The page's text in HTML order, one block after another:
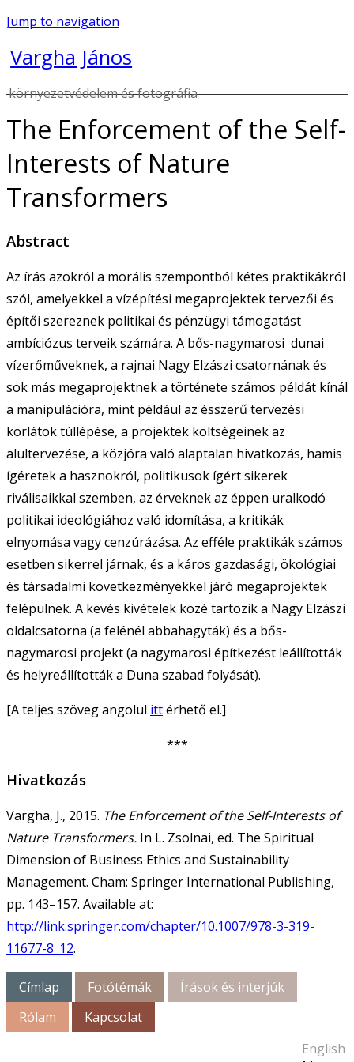
Jump to navigation
Vargha János
környezetvédelem és fotográfia
The Enforcement of the Self-
Interests of Nature
Transformers
Abstract
Az írás azokról a morális szempontból kétes praktikákról
szól, amelyekkel a vízépítési megaprojektek tervezői és
építői szereznek politikai és pénzügyi támogatást
ambíciózus terveik számára. A bős-nagymarosi dunai
vízerőműveknek, a rajnai Nagy Elzászi csatornának és
sok más megaprojektnek a története számos példát kínál
a manipulációra, mint például az ésszerű tervezési
korlátok túllépése, a projektek költségeinek az
alultervezése, a közjóra való alaptalan hivatkozás, hamis
ígéretek a hasznokról, politikusok ígért sikerek
riválisaikkal szemben, az érveknek az éppen uralkodó
politikai ideológiához való idomítása, a kritikák
elnyomása vagy cenzúrázása. Az efféle praktikák számos
esetben sikerrel járnak, és a káros gazdasági, ökológiai
és társadalmi következményekkel járó megaprojektek
felépülnek. A kevés kivételek közé tartozik a Nagy Elzászi
oldalcsatorna (a felénél abbahagyták) és a bős-
nagymarosi projekt (a nagymarosi építkezést leállították
és helyreállították a Duna szabad folyását).
[A teljes szöveg angolul ittérhető el.]
***
Hivatkozás
Vargha, J., 2015. The Enforcement of the Self-Interests of
Nature Transformers. In L. Zsolnai, ed. The Spiritual
Dimension of Business Ethics and Sustainability
Management. Cham: Springer International Publishing,
pp. 143–157. Available at:
http://link.springer.com/chapter/10.1007/978-3-319-
11677-8_12.
Címlap Fotótémák
Írások és interjúk
Rólam
Kapcsolat
English